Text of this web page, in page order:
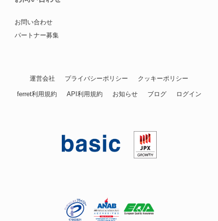
お問い合わせ
パートナー募集
運営会社 プライバシーポリシー クッキーポリシー
ferret利用規約 API利用規約 お知らせ ブログ ログイン